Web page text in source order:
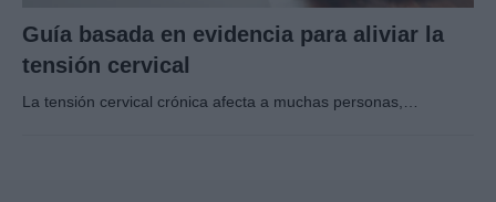
Guía basada en evidencia para aliviar la
tensión cervical
La tensión cervical crónica afecta a muchas personas,…